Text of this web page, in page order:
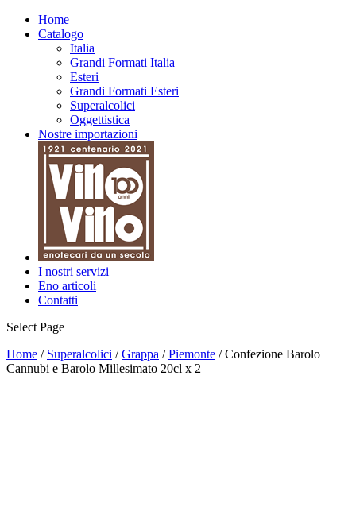
Home
Catalogo
Italia
Grandi Formati Italia
Esteri
Grandi Formati Esteri
Superalcolici
Oggettistica
Nostre importazioni
I nostri servizi
Eno articoli
Contatti
Select Page
Home / Superalcolici /Grappa /Piemonte / Confezione Barolo
Cannubi e Barolo Millesimato 20cl x 2